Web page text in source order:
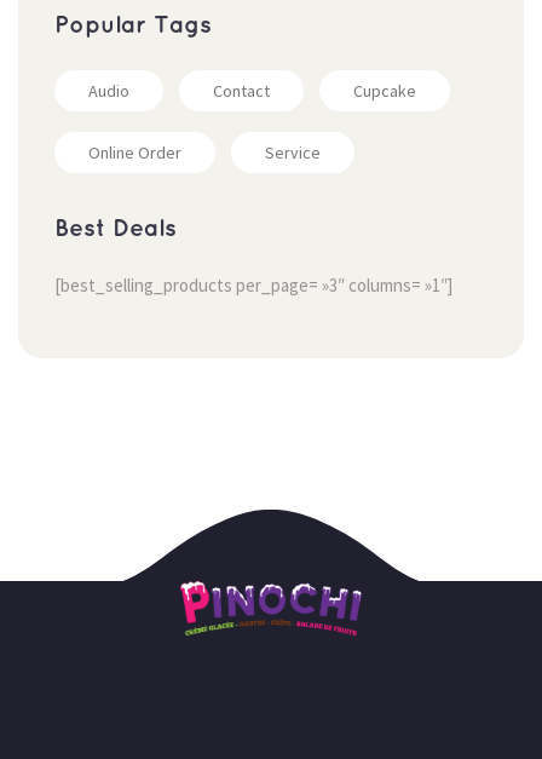
Popular Tag
Audio Contact Cupcake
Online Order Service
Best Deal
[best_selling_products per_page= »3″ columns= »1″]